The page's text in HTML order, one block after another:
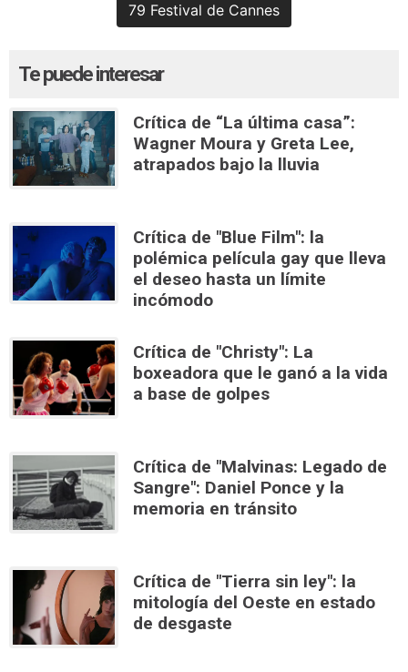
79 Festival de Cannes
Te puede interesar
Crítica de “La última casa”:
Wagner Moura y Greta Lee,
atrapados bajo la lluvia
Crítica de "Blue Film": la
polémica película gay que lleva
el deseo hasta un límite
incómodo
Crítica de "Christy": La
boxeadora que le ganó a la vida
a base de golpes
Crítica de "Malvinas: Legado de
Sangre": Daniel Ponce y la
memoria en tránsito
Crítica de "Tierra sin ley": la
mitología del Oeste en estado
de desgaste